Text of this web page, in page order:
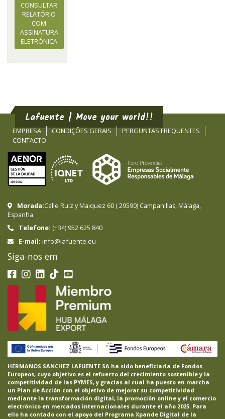
CONSULTAR
RELATÓRIO
COM
ASSINATURA
ELETRÓNICA
Lafuente | Move your world!!
EMPRESA CONDIÇÕES GERAIS
PERGUNTAS FREQUENTES
CONTACTO
Morada:Calle Ruiz y Maiquez 60 (29590) Campanillas, Málaga,
Espanha
Telefone: (+34) 952 625 840
E-mail: info@lafuente.eu
Siga-nos em
HERMANOS SANCHEZ LAFUENTE SA ha sido beneficiaria de Fondos
Europeos, cuyo objetivo es el refuerzo del crecimiento sostenible y la
competitividad de las PYMES, y gracias al cual ha puesto en marcha
un Plan de Acción con el objetivo de mejorar su competitividad
mediante la transformación digital, la promoción online y el comercio
electrónico en mercados internacionales durante el año 2025. Para
ello ha contado con el apoyo del Programa Xpande Digital de la